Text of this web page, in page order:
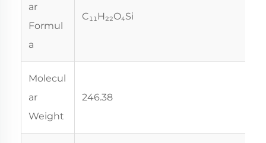
ar
Formul
a
C₁₁H₂₂O₄Si
Molecul
ar
Weight
246.38